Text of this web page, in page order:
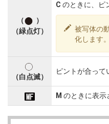
（
）
（緑点灯）
C のときに、ピ
被写体の
化します。
（白点滅）
ピントが合って
M のときに表示